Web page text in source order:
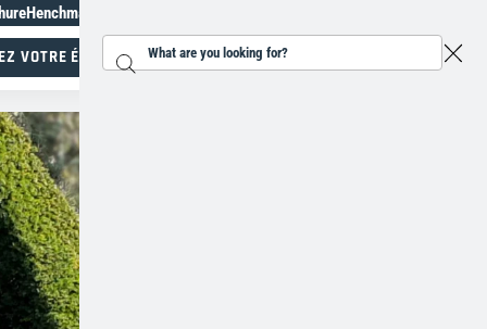
Henchman Topiary Awards
VOTRE ÉCHELLESearch...